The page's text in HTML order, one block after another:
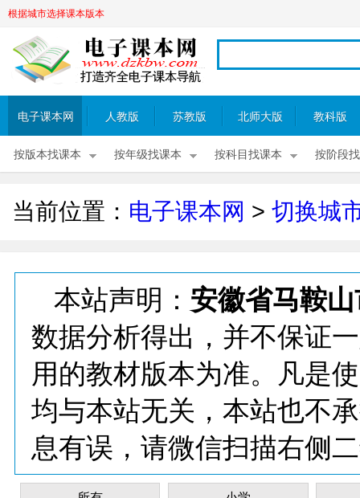
根据城市选择课本版本
电子课本网 人教版 苏教版 北师大版 教科版
按版本找课本 按年级找课本 按科目找课本 按阶段
当前位置： 电子课本网 > 切换城
本站声明： 安徽省马鞍
数据分析得出，并不保证
用的教材版本为准。凡是
均与本站无关，本站也不
息有误，请微信扫描右侧